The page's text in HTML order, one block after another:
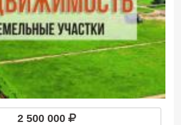
2 500 000